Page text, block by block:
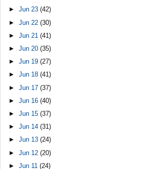
►Jun 23(42)
►Jun 22(30)
►Jun 21(41)
►Jun 20(35)
►Jun 19(27)
►Jun 18(41)
►Jun 17(37)
►Jun 16(40)
►Jun 15(37)
►Jun 14(31)
►Jun 13(24)
►Jun 12(20)
►Jun 11(24)